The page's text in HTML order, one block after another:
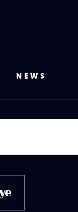
NEWS